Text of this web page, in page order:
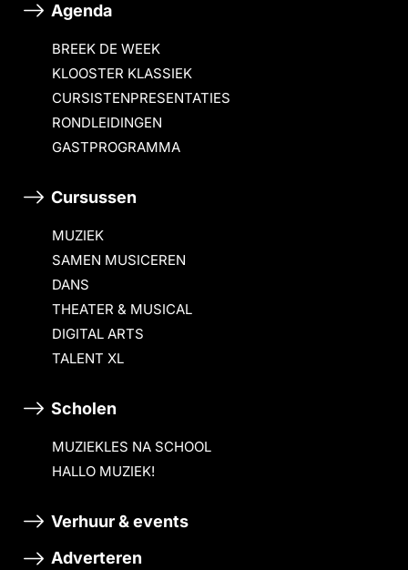
Agenda
BREEK DE WEEK
KLOOSTER KLASSIEK
CURSISTENPRESENTATIES
RONDLEIDINGEN
GASTPROGRAMMA
Cursussen
MUZIEK
SAMEN MUSICEREN
DANS
THEATER & MUSICAL
DIGITAL ARTS
TALENT XL
Scholen
MUZIEKLES NA SCHOOL
HALLO MUZIEK!
Verhuur & events
Adverteren